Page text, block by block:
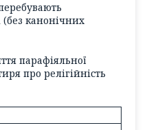
(без канонічних
парафіяльної
про релігійність